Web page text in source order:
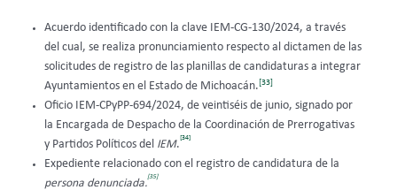
Acuerdo identificado con la clave IEM-CG-130/2024, a través
del cual, se realiza pronunciamiento respecto al dictamen de las
solicitudes de registro de las planillas de candidaturas a integrar
Ayuntamientos en el Estado de Michoacán.[33]
Oficio IEM-CPyPP-694/2024, de veintiséis de junio, signado por
la Encargada de Despacho de la Coordinación de Prerrogativas
y Partidos Políticos del IEM.
[34]
Expediente relacionado con el registro de candidatura de la
persona denunciada.
[35]